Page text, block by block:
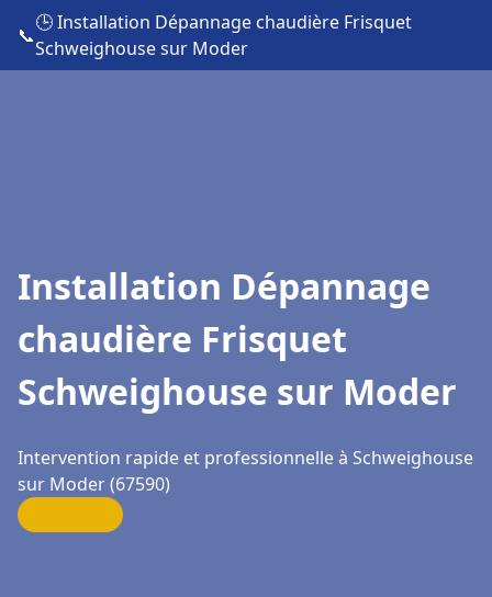
📞
🕒 Installation Dépannage chaudière Frisquet
Schweighouse sur Moder
Installation Dépannage
chaudière Frisquet
Schweighouse sur Moder
Intervention rapide et professionnelle à Schweighouse
sur Moder (67590)